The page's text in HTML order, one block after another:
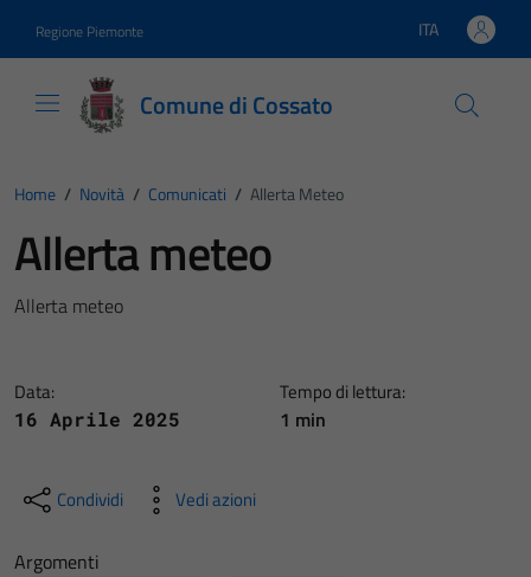
Regione Piemonte Lingua attiva:
ITA
Comune di Cossato
Home / Novità / Comunicati / Allerta Meteo
Allerta meteo
Allerta meteo
Data:
16 Aprile 2025
Tempo di lettura:
1 min
Condividi Vedi azioni
Argomenti